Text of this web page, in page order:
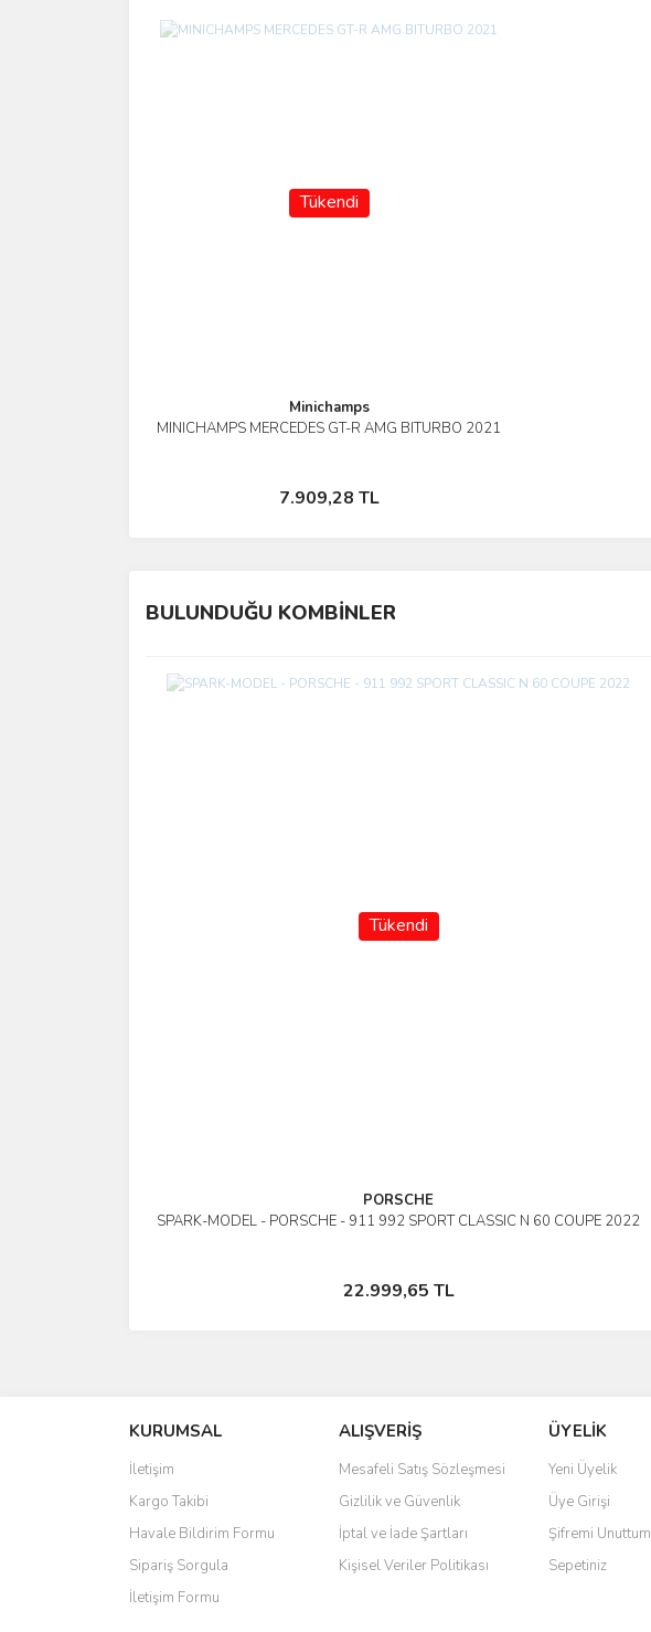
Tükendi
Minichamps
MINICHAMPS MERCEDES GT-R AMG BITURBO 2021
7.909,28 TL
İncele
Stokta Yok
BULUNDUĞU KOMBİNLER
Tükendi
PORSCHE
SPARK-MODEL - PORSCHE - 911 992 SPORT CLASSIC N 60 COUPE 2022
22.999,65 TL
İncele
Stokta Yok
KURUMSAL
İletişim
Kargo Takibi
Havale Bildirim Formu
Sipariş Sorgula
İletişim Formu
ALIŞVERİŞ
Mesafeli Satış Sözleşmesi
Gizlilik ve Güvenlik
İptal ve İade Şartları
Kişisel Veriler Politikası
ÜYELİK
Yeni Üyelik
Üye Girişi
Şifremi Unuttum
Sepetiniz